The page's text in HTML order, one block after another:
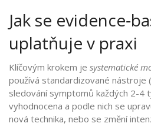
Jak se
uplatňuje v praxi
Klíčovým krokem je systematické
používá standardizované nástroje
sledování symptomů každých 2-4
vyhodnocena a podle nich se
nová technika, nebo se změní